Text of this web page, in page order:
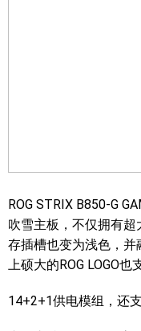
ROG STRIX B850-G
吹雪主板，不仅拥有
存插槽也变为浅色，
上硕大的ROG LOGO也
14+2+1供电模组，还